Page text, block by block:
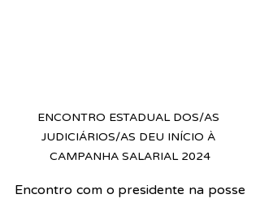
ENCONTRO ESTADUAL DOS/AS
JUDICIÁRIOS/AS DEU INÍCIO À
CAMPANHA SALARIAL 2024
Encontro com o presidente na posse